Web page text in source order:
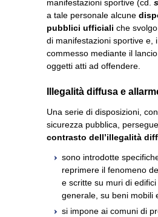
manifestazioni sportive (cd.
a tale personale alcune
pubblici ufficiali che
di manifestazioni sportive e,
commesso mediante il
oggetti atti ad offendere.
Illegalità diffusa e
Una serie di disposizioni,
sicurezza pubblica,
contrasto dell’illegalità
sono introdotte
reprimere il fenomeno
e scritte su muri di
generale, su beni mobili
si impone ai comuni di